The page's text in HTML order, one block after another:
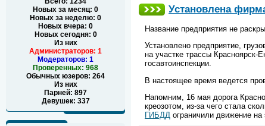
Новых за месяц: 0
Новых за неделю: 0
Новых вчера: 0
Новых сегодня: 0
Из них
Администраторов: 1
Модераторов: 1
Проверенных: 968
Обычных юзеров: 264
Из них
Парней: 897
Девушек: 337
Установлена
Название предприятия не
Установлено предприятие,
на участке трассы
госавтоинспекции.
В настоящее время ведется
Напомним, 16 мая дорога
креозотом, из-за чего стала
ГИБДД ограничили движение